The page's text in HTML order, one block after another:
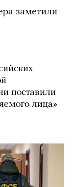
заметили
поставили
лица»